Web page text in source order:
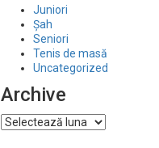
Juniori
Șah
Seniori
Tenis de masă
Uncategorized
Archive
Archive